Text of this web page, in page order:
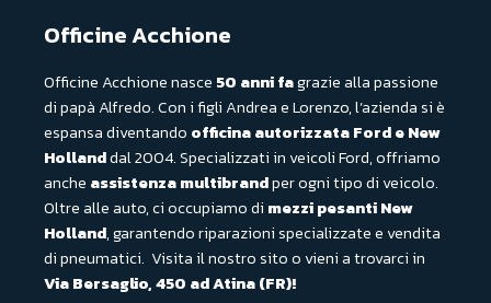
Officine Acchione
Officine Acchione nasce 50 anni fagrazie alla passione
di papà Alfredo. Con i figli Andrea e Lorenzo, l’azienda si è
espansa diventando officina autorizzata Ford e New
Hollanddal 2004. Specializzati in veicoli Ford, offriamo
anche assistenza multibrandper ogni tipo di veicolo.
Oltre alle auto, ci occupiamo di mezzi pesanti New
Holland, garantendo riparazioni specializzate e vendita
di pneumatici. Visita il nostro sito o vieni a trovarci in
Via Bersaglio, 450 ad Atina (FR)!